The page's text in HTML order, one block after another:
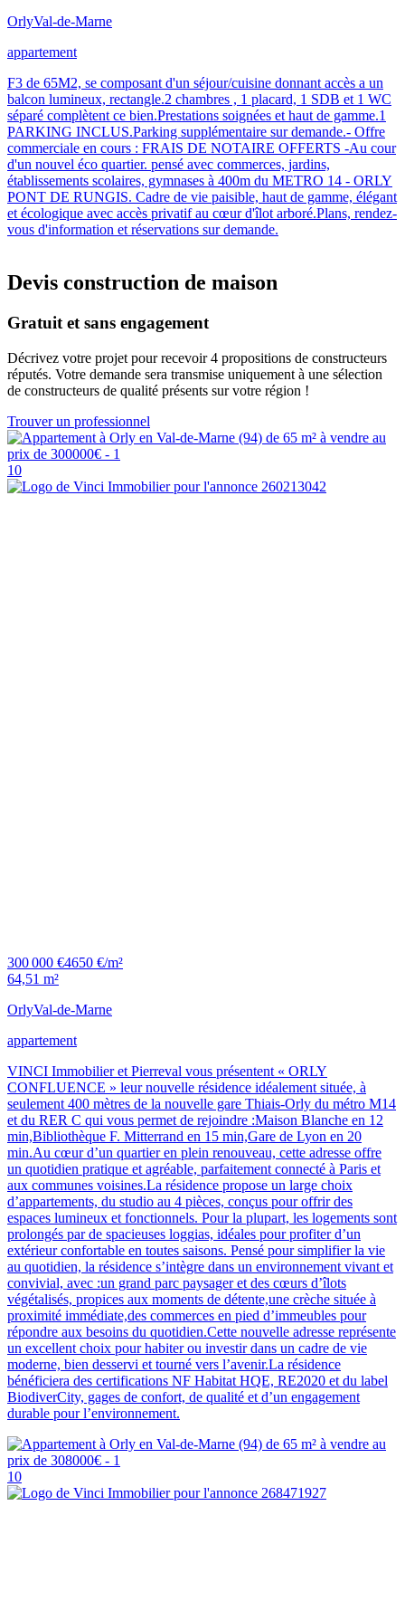
OrlyVal-de-Marne
appartement
F3 de 65M2, se composant d'un séjour/cuisine donnant accès a un
balcon lumineux, rectangle.2 chambres , 1 placard, 1 SDB et 1 WC
séparé complètent ce bien.Prestations soignées et haut de gamme.1
PARKING INCLUS.Parking supplémentaire sur demande.- Offre
commerciale en cours : FRAIS DE NOTAIRE OFFERTS -Au cour
d'un nouvel éco quartier. pensé avec commerces, jardins,
établissements scolaires, gymnases à 400m du METRO 14 - ORLY
PONT DE RUNGIS. Cadre de vie paisible, haut de gamme, élégant
et écologique avec accès privatif au cœur d'îlot arboré.Plans, rendez-
vous d'information et réservations sur demande.
Devis construction de maison
Gratuit et sans engagement
Décrivez votre projet pour recevoir 4 propositions de constructeurs
réputés. Votre demande sera transmise uniquement à une sélection
de constructeurs de qualité présents sur votre région !
Trouver un professionnel
10
300 000 €4650 €/m²
64,51 m²
OrlyVal-de-Marne
appartement
VINCI Immobilier et Pierreval vous présentent « ORLY
CONFLUENCE » leur nouvelle résidence idéalement située, à
seulement 400 mètres de la nouvelle gare Thiais-Orly du métro M14
et du RER C qui vous permet de rejoindre :Maison Blanche en 12
min,Bibliothèque F. Mitterrand en 15 min,Gare de Lyon en 20
min.Au cœur d’un quartier en plein renouveau, cette adresse offre
un quotidien pratique et agréable, parfaitement connecté à Paris et
aux communes voisines.La résidence propose un large choix
d’appartements, du studio au 4 pièces, conçus pour offrir des
espaces lumineux et fonctionnels. Pour la plupart, les logements sont
prolongés par de spacieuses loggias, idéales pour profiter d’un
extérieur confortable en toutes saisons. Pensé pour simplifier la vie
au quotidien, la résidence s’intègre dans un environnement vivant et
convivial, avec :un grand parc paysager et des cœurs d’îlots
végétalisés, propices aux moments de détente,une crèche située à
proximité immédiate,des commerces en pied d’immeubles pour
répondre aux besoins du quotidien.Cette nouvelle adresse représente
un excellent choix pour habiter ou investir dans un cadre de vie
moderne, bien desservi et tourné vers l’avenir.La résidence
bénéficiera des certifications NF Habitat HQE, RE2020 et du label
BiodiverCity, gages de confort, de qualité et d’un engagement
durable pour l’environnement.
10